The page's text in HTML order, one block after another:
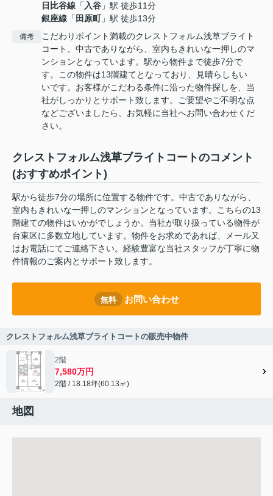
日比谷線 「入谷 」駅 徒歩11分
銀座線 「 田原町」駅 徒歩13分
備考
こだわりポイント満載のクレストフォルム浅草ブライト
コート。中古でありながら、室内もきれいな一押しのマ
ンションとなっています。駅から物件まで徒歩7分で
す。この物件は13階建てとなっており、見晴らしもい
いです。お客様がこだわる条件に沿った物件探しを、当
社がしっかりとサポート致します。ご要望やご不明な点
などございましたら、お気軽に当社へお問い合わせくだ
さい。
クレストフォルム浅草ブライトコートのコメント
(おすすめポイント)
駅から徒歩7分の場所に位置する物件です。中古でありながら、
室内もきれいな一押しのマンションとなっています。こちらの13
階建ての物件はいかがでしょうか。当社が取り扱っている物件が
台東区に多数立地しています。物件をお求めであれば、メール又
はお電話にてご連絡下さい。経験豊富な当社スタッフが丁寧に物
件情報のご案内とサポート致します。
無料 お問い合わせ
クレストフォルム浅草ブライトコートの販売中物件
2階
7,580万円
2階 / 18.18坪(60.13㎡)
地図